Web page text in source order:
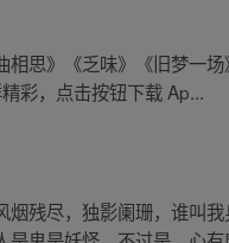
思》《乏味》《旧梦一
彩，点击按钮下载 Ap...
残尽，独影阑珊，谁叫